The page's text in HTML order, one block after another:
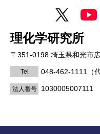
理化学研究所
〒351-0198 埼玉県和光市
Tel 048-462-1111 （
法人番号 1030005007111